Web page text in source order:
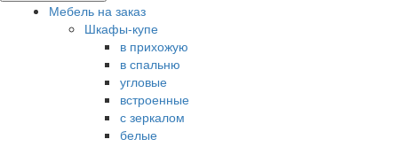
Мебель на заказ
Шкафы-купе
в прихожую
в спальню
угловые
встроенные
с зеркалом
белые